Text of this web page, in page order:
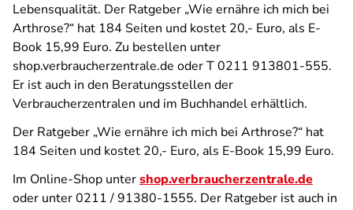
Lebensqualität. Der Ratgeber „Wie ernähre ich mich bei
Arthrose?“ hat 184 Seiten und kostet 20,- Euro, als E-
Book 15,99 Euro. Zu bestellen unter
shop.verbraucherzentrale.de oder T 0211 913801-555.
Er ist auch in den Beratungsstellen der
Verbraucherzentralen und im Buchhandel erhältlich.
Der Ratgeber „Wie ernähre ich mich bei Arthrose?“ hat
184 Seiten und kostet 20,- Euro, als E-Book 15,99 Euro.
Im Online-Shop untershop.verbraucherzentrale.de
oder unter 0211 / 91380-1555. Der Ratgeber ist auch in